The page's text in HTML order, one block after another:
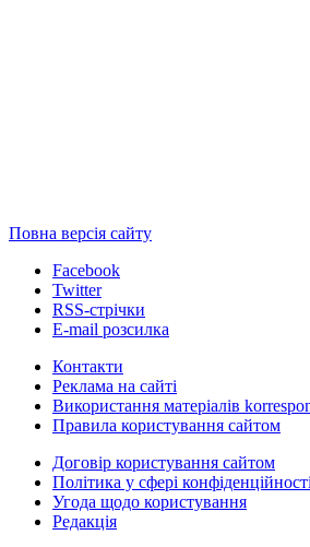
Повна версія сайту
Facebook
Twitter
RSS-стрічки
E-mail розсилка
Контакти
Реклама на сайті
Використання матеріалів
Правила користування сайтом
Договір користування сайтом
Політика у сфері
Угода щодо користування
Редакція